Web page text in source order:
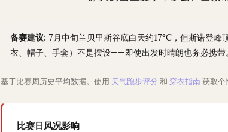
备赛建议: 7月中旬兰贝里斯谷底白天约17°C，但斯诺登
衣、帽子、手套）不是摆设——即使出发时晴朗也务必携带。
基于比赛周历史平均数据。使用 天气跑步评分 和 穿衣指南获取个
比赛日风况影响